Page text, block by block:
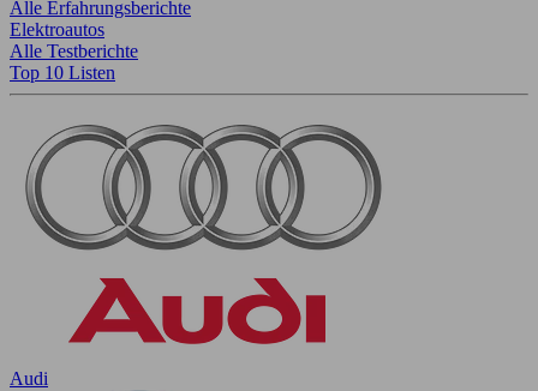
Alle Erfahrungsberichte
Elektroautos
Alle Testberichte
Top 10 Listen
Audi